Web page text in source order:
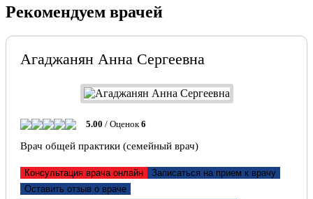
Рекомендуем врачей
Агаджанян Анна Сергеевна
5.00 / Оценок 6
Врач общей практики (семейный врач)
Консультация врача онлайн
Записаться на прием к врачу
Оставить отзыв о враче